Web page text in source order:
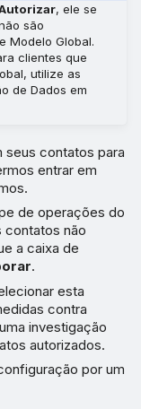
, ele se
são
Modelo Global.
clientes que
utilize as
de Dados em
seus contatos para
entrar em
de operações do
contatos não
a caixa de
.
esta
contra
investigação
autorizados.
por um